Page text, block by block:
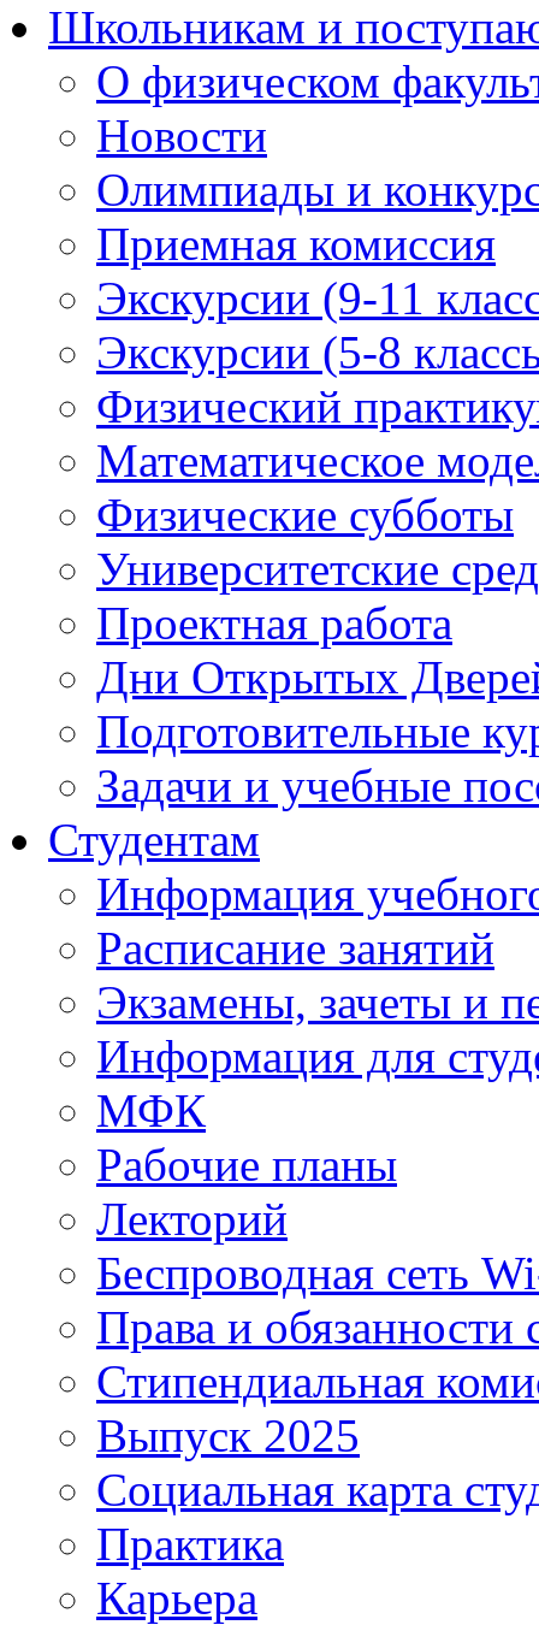
Школьникам и
О физическом
Новости
Олимпиады и
Приемная комиссия
Экскурсии (9-11
Экскурсии (5-8
Физический
Математическое
Физические субботы
Университетские
Проектная работа
Дни Открытых
Подготовительные
Задачи и учебные
Студентам
Информация
Расписание занятий
Экзамены, зачеты и
Информация для
МФК
Рабочие планы
Лекторий
Беспроводная сеть
Права и обязанности
Стипендиальная
Выпуск 2025
Социальная карта
Практика
Карьера